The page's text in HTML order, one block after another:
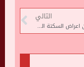
التالي
معلومات عن اعراض السكتة الدماغية